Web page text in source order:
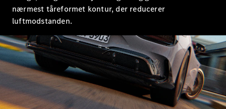
Konfigurator
Mercedes-
Benz Online
Showroom
Coupé
nærmest tåreformet kontur, der reducerer
luftmodstanden.